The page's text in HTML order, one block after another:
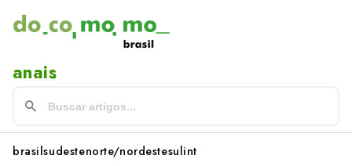
anais
brasilsudestenorte/nordestesulint